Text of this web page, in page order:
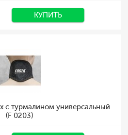
КУПИТЬ
с турмалином универсальный
(F 0203)